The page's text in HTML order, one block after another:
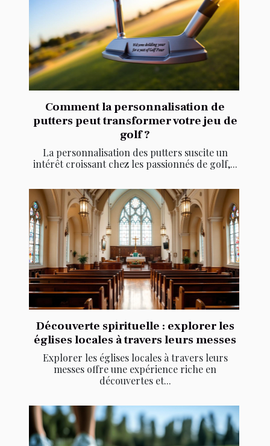
Comment la personnalisation de
putters peut transformer votre jeu de
golf ?
La personnalisation des putters suscite un
intérêt croissant chez les passionnés de golf,...
Découverte spirituelle : explorer les
églises locales à travers leurs messes
Explorer les églises locales à travers leurs
messes offre une expérience riche en
découvertes et...